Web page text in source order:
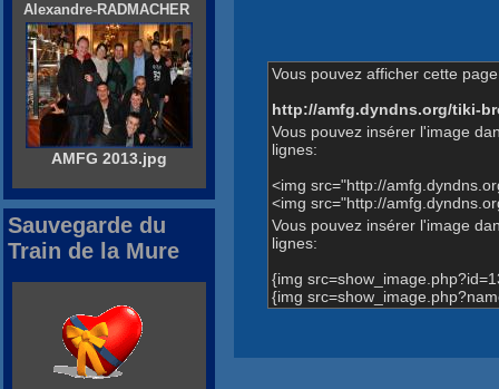
Vous pouvez afficher cette
http://amfg.dyndns.org/tiki-
Vous pouvez insérer l'image
lignes:
<img src="http://
<img src="http://
Vous pouvez insérer l'image
lignes:
{img
{img
Alexandre-RADMACHER
AMFG 2013.jpg
Sauvegarde du
Train de la Mure